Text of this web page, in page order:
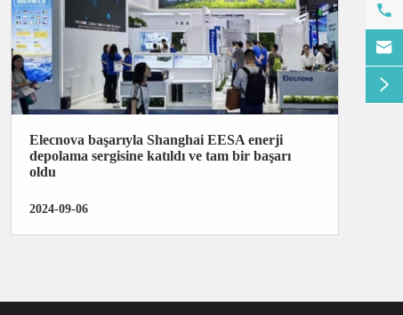
Elecnova başarıyla Shanghai EESA enerji
depolama sergisine katıldı ve tam bir başarı
oldu
2024-09-06


